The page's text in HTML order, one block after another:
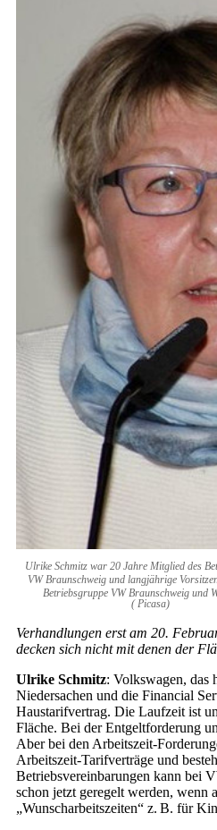
Ulrike Schmitz war 20 Jahre Mitglied des
VW Braunschweig und langjährige
Betriebsgruppe VW Braunschweig und
( Picasa)
Verhandlungen erst am 20.
decken sich nicht mit denen der
Ulrike Schmitz: Volkswagen, das
Niedersachen und die Financial
Haustarifvertrag. Die Laufzeit ist
Fläche. Bei der Entgeltforderung
Aber bei den Arbeitszeit-
Arbeitszeit-Tarifverträge und
Betriebsvereinbarungen kann bei
schon jetzt geregelt werden, wenn
„Wunscharbeitszeiten“ z. B. für